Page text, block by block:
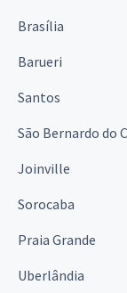
Brasília
Barueri
Santos
São Bernardo do
Joinville
Sorocaba
Praia Grande
Uberlândia